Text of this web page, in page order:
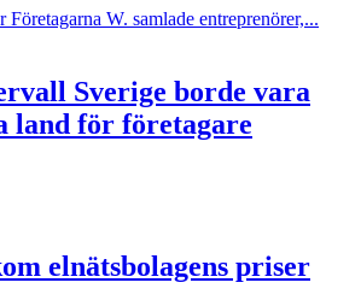
W. samlade entreprenörer,...
Sverige borde vara
land för företagare
elnätsbolagens priser